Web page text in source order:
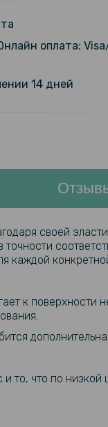
iPhone 14 Pro на
фиксаторами без
пленка
Glass на
iPhone 14 Pro /
оплата:
14 дней
своей
каждой
к поверхности
то, что по